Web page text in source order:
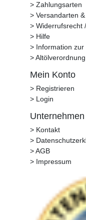
> Zahlungsarten
> Versandarten
> Widerrufsrecht
> Hilfe
> Information
> Altölverordnung
Mein Konto
> Registrieren
> Login
Unternehmen
> Kontakt
>
> AGB
> Impressum